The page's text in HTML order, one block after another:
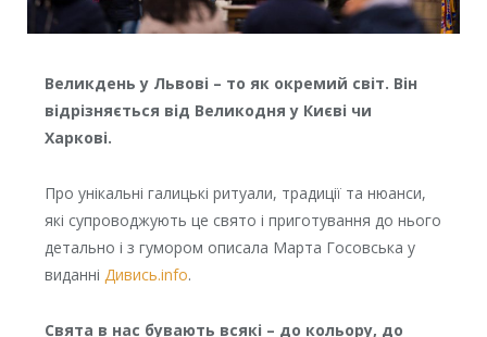
Великдень у Львові – то як окремий світ. Він
відрізняється від Великодня у Києві чи
Харкові.
Про унікальні галицькі ритуали, традиції та нюанси,
які супроводжують це свято і приготування до нього
детально і з гумором описала Марта Госовська у
виданні Дивись.info.
Свята в нас бувають всякі – до кольору, до